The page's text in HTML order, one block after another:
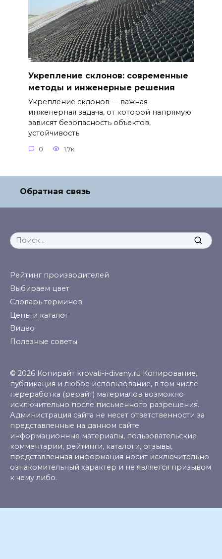
Укрепление склонов: современные
методы и инженерные решения
Укрепление склонов — важная
инженерная задача, от которой напрямую
зависят безопасность объектов,
устойчивость
0 1.7к.
Обратная связь
Search
for:
Рейтинг производителей
Выбираем цвет
Словарь терминов
Цены и каталог
Видео
Полезные советы
© 2026 Копирайт krovati-i-divany.ru Копирование,
публикация и любое использование, в том числе
переработка (рерайт) материалов возможно
исключительно после письменного разрешения.
Администрация сайта не несет ответственности за
представленные на данном сайте:
информационные материалы, пользовательские
комментарии, рейтинги, каталоги, отзывы,
представленная информация носит исключительно
ознакомительный характер и не является призывом
к чему либо.